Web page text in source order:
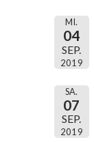
MI.
04
SEP.
2019
SA.
07
SEP.
2019